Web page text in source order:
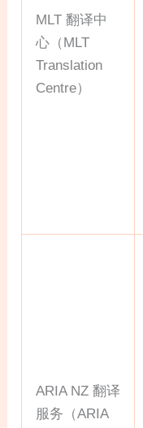
MLT 翻译中
心（MLT
Translation
Centre）
ARIA NZ 翻译
服务（ARIA